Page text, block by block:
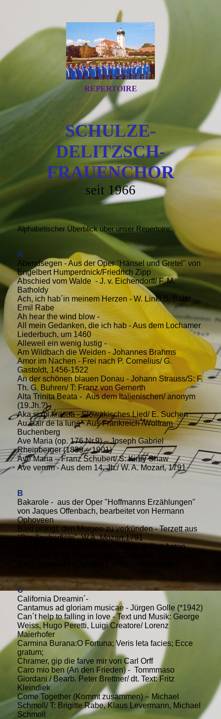
REPERTOIRE
SCHULZE-
DELITZSCH-
FRAUENCHOR
seit 1966
Alphabetischer Überblick über unser Repertoire:
A
Abendsegen - Aus der Oper "Hänsel und Gretel" von
Engelbert Humperdnick/Friedrich Zipp
Abschied vom Walde - J. v. Eichendorff/ F. M.
Batholdy
Ach, ich hab´in meinem Herzen - W. Link/ B. Balz/
Emil Rabe
Ah hear the wind blow -
All mein Gedanken, die ich hab - Aus dem Lochamer
Liederbuch, um 1460
Alleweil ein wenig lustig -
Am Wildbach die Weiden - Johannes Brahms
Amor im Nachen - Frei nach P. Cornelius/ G.
Gastoldt, 1456-1522
An der schönen blauen Donau - Johann Strauss/S: F.
Th. G. Buhren/ T: Franz von Gernerth
Alta Trinita Beata - Aus dem Italienischen/ anonym
(19.Jh.?)
Aka si mi krasna - Slowakisches Lied/ E. Suchen
Au clair de la lune - Aus Frankreich /Wolfram
Buchenberg
Ave Maria (op. 176 Nr.9) – Joseph Gabriel
Rheinberger (1839 – 1901)
Ave Maria – Franz Schubert/ S: Kirby Shaw
Ave verum - Aus dem 14. Jh./ W. A. Mozart, 1791
B
Bakarole - aus der Oper "Hoffmanns Erzählungen"
von Jaques Offenbach, bearbeitet von Hermann
Ophoveen
Bald prangt, den Morgen zu verkünden - Terzett aus
"Die Zauberflöte", W.A. Mozart,1791
Bewaffneter Friede – Wilhelm Busch/ Gus Anton
C
California Dreamin´-
Cantamus ad gloriam musicae - Jürgen Golle (*1942)
Can´t help to falling in love - Text und Musik: George
Weiss, Hugo Peretti, Luigi Creatore/ Lorenz
Maierhofer
Carmina Burana:O Fortuna; Veris leta facies; Ecce
gratum;
Chramer, gip die farve mir von Carl Orff
Caro mio ben (An den Frieden) - Tommmaso
Giordani / Bearb. Peter Brettner/ dt. Text: Fritz
Kleindiek
Come Together (Kommt zusammen) – Michael
Schmoll/ T: Brigitte Rabe, Klaus Levermann, Michael
Schmoll